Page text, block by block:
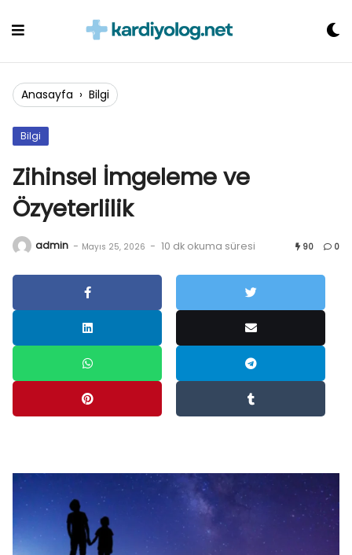
Anasayfa › Bilgi
Bilgi
Zihinsel İmgeleme ve
Özyeterlilik
admin - Mayıs 25, 2026 - 10 dk okuma süresi 90 0